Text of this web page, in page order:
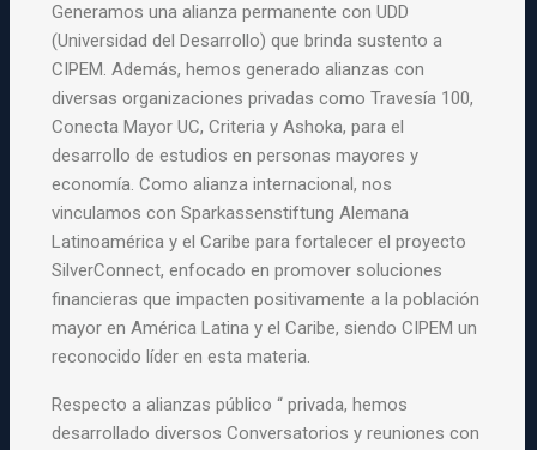
Generamos una alianza permanente con UDD
(Universidad del Desarrollo) que brinda sustento a
CIPEM. Además, hemos generado alianzas con
diversas organizaciones privadas como Travesía 100,
Conecta Mayor UC, Criteria y Ashoka, para el
desarrollo de estudios en personas mayores y
economía. Como alianza internacional, nos
vinculamos con Sparkassenstiftung Alemana
Latinoamérica y el Caribe para fortalecer el proyecto
SilverConnect, enfocado en promover soluciones
financieras que impacten positivamente a la población
mayor en América Latina y el Caribe, siendo CIPEM un
reconocido líder en esta materia.
Respecto a alianzas público “ privada, hemos
desarrollado diversos Conversatorios y reuniones con